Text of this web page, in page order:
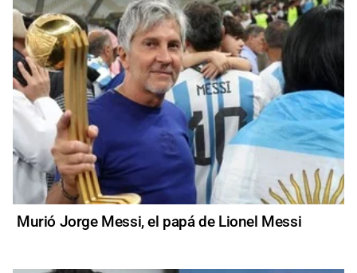
Murió Jorge Messi, el papá de Lionel Messi